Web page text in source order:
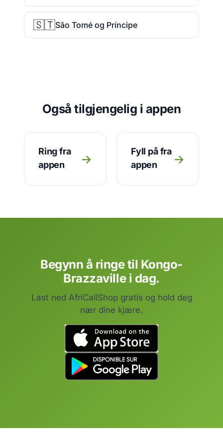
🇸🇹São Tomé og Príncipe
Også tilgjengelig i appen
Ring fra
appen
→
Fyll på fra
appen
→
Begynn å ringe til Kongo-
Brazzaville i dag.
Last ned AfriCallShop gratis og hold deg
nær dine kjære.